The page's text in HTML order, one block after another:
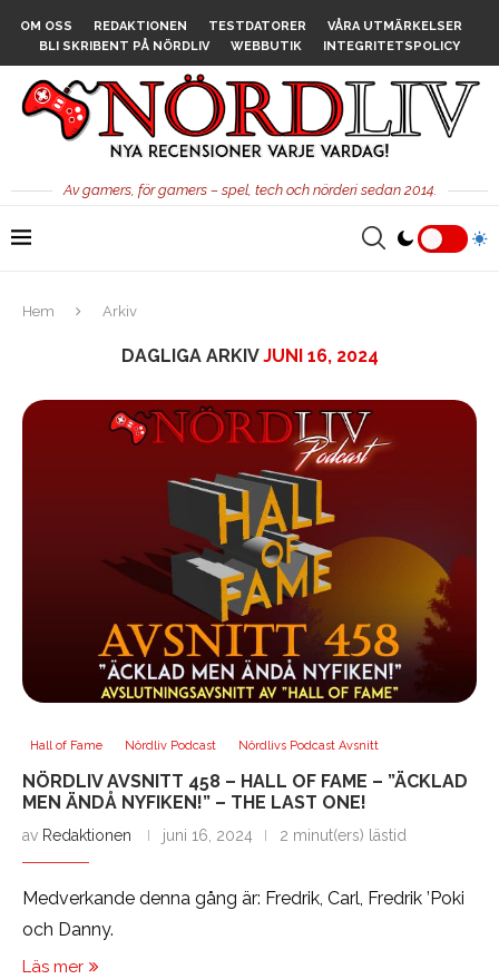
OM OSS REDAKTIONEN TESTDATORER
VÅRA UTMÄRKELSER
BLI SKRIBENT PÅ NÖRDLIV
WEBBUTIK INTEGRITETSPOLICY
Av gamers, för gamers – spel, tech och nörderi sedan 2014.
Hem Arkiv
DAGLIGA ARKIVJUNI 16, 2024
Hall of Fame Nördliv Podcast Nördlivs Podcast Avsnitt
NÖRDLIV AVSNITT 458 – HALL OF FAME – ”ÄCKLAD
MEN ÄNDÅ NYFIKEN!” – THE LAST ONE!
av Redaktionen juni 16, 2024 2 minut(ers) lästid
Medverkande denna gång är: Fredrik, Carl, Fredrik ’Poki
och Danny.
Läs mer